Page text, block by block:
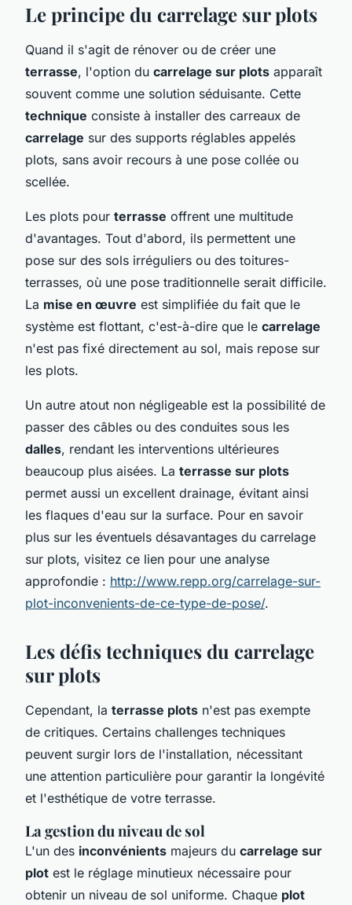
Le principe du carrelage sur plots
Quand il s'agit de rénover ou de créer une
terrasse, l'option du carrelage sur plots apparaît
souvent comme une solution séduisante. Cette
technique consiste à installer des carreaux de
carrelage sur des supports réglables appelés
plots, sans avoir recours à une pose collée ou
scellée.
Les plots pour terrasse offrent une multitude
d'avantages. Tout d'abord, ils permettent une
pose sur des sols irréguliers ou des toitures-
terrasses, où une pose traditionnelle serait difficile.
La mise en œuvre est simplifiée du fait que le
système est flottant, c'est-à-dire que le carrelage
n'est pas fixé directement au sol, mais repose sur
les plots.
Un autre atout non négligeable est la possibilité de
passer des câbles ou des conduites sous les
dalles, rendant les interventions ultérieures
beaucoup plus aisées. La terrasse sur plots
permet aussi un excellent drainage, évitant ainsi
les flaques d'eau sur la surface. Pour en savoir
plus sur les éventuels désavantages du carrelage
sur plots, visitez ce lien pour une analyse
approfondie : http://www.repp.org/carrelage-sur-
plot-inconvenients-de-ce-type-de-pose/.
Les défis techniques du carrelage
sur plots
Cependant, la terrasse plots n'est pas exempte
de critiques. Certains challenges techniques
peuvent surgir lors de l'installation, nécessitant
une attention particulière pour garantir la longévité
et l'esthétique de votre terrasse.
La gestion du niveau de sol
L'un des inconvénients majeurs du carrelage sur
plot est le réglage minutieux nécessaire pour
obtenir un niveau de sol uniforme. Chaque plot